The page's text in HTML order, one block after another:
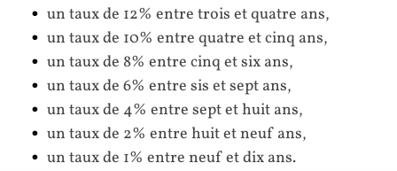
un taux de 12% entre trois et quatre ans,
un taux de 10% entre quatre et cinq ans,
un taux de 8% entre cinq et six ans,
un taux de 6% entre sis et sept ans,
un taux de 4% entre sept et huit ans,
un taux de 2% entre huit et neuf ans,
un taux de 1% entre neuf et dix ans.